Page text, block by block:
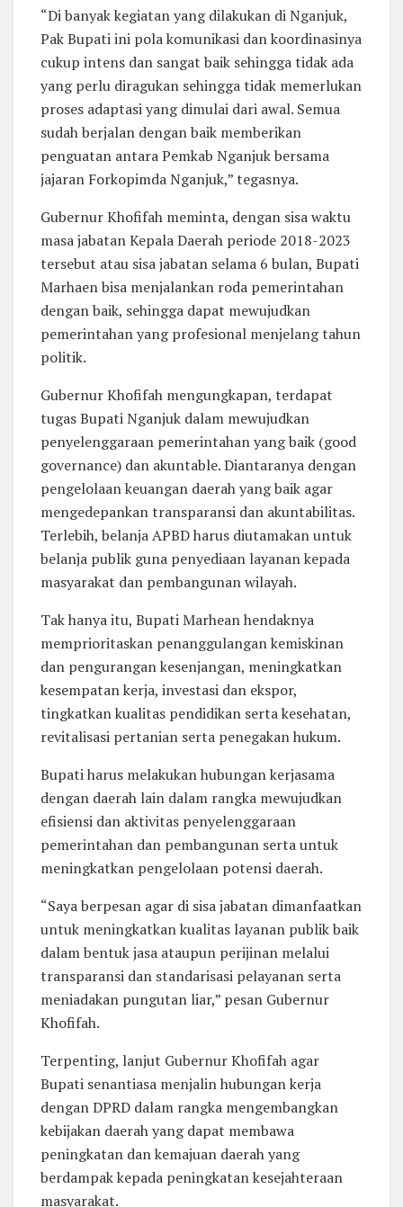
“Di banyak kegiatan yang dilakukan di Nganjuk,
Pak Bupati ini pola komunikasi dan koordinasinya
cukup intens dan sangat baik sehingga tidak ada
yang perlu diragukan sehingga tidak memerlukan
proses adaptasi yang dimulai dari awal. Semua
sudah berjalan dengan baik memberikan
penguatan antara Pemkab Nganjuk bersama
jajaran Forkopimda Nganjuk,” tegasnya.
Gubernur Khofifah meminta, dengan sisa waktu
masa jabatan Kepala Daerah periode 2018-2023
tersebut atau sisa jabatan selama 6 bulan, Bupati
Marhaen bisa menjalankan roda pemerintahan
dengan baik, sehingga dapat mewujudkan
pemerintahan yang profesional menjelang tahun
politik.
Gubernur Khofifah mengungkapan, terdapat
tugas Bupati Nganjuk dalam mewujudkan
penyelenggaraan pemerintahan yang baik (good
governance) dan akuntable. Diantaranya dengan
pengelolaan keuangan daerah yang baik agar
mengedepankan transparansi dan akuntabilitas.
Terlebih, belanja APBD harus diutamakan untuk
belanja publik guna penyediaan layanan kepada
masyarakat dan pembangunan wilayah.
Tak hanya itu, Bupati Marhean hendaknya
memprioritaskan penanggulangan kemiskinan
dan pengurangan kesenjangan, meningkatkan
kesempatan kerja, investasi dan ekspor,
tingkatkan kualitas pendidikan serta kesehatan,
revitalisasi pertanian serta penegakan hukum.
Bupati harus melakukan hubungan kerjasama
dengan daerah lain dalam rangka mewujudkan
efisiensi dan aktivitas penyelenggaraan
pemerintahan dan pembangunan serta untuk
meningkatkan pengelolaan potensi daerah.
“Saya berpesan agar di sisa jabatan dimanfaatkan
untuk meningkatkan kualitas layanan publik baik
dalam bentuk jasa ataupun perijinan melalui
transparansi dan standarisasi pelayanan serta
meniadakan pungutan liar,” pesan Gubernur
Khofifah.
Terpenting, lanjut Gubernur Khofifah agar
Bupati senantiasa menjalin hubungan kerja
dengan DPRD dalam rangka mengembangkan
kebijakan daerah yang dapat membawa
peningkatan dan kemajuan daerah yang
berdampak kepada peningkatan kesejahteraan
masyarakat.